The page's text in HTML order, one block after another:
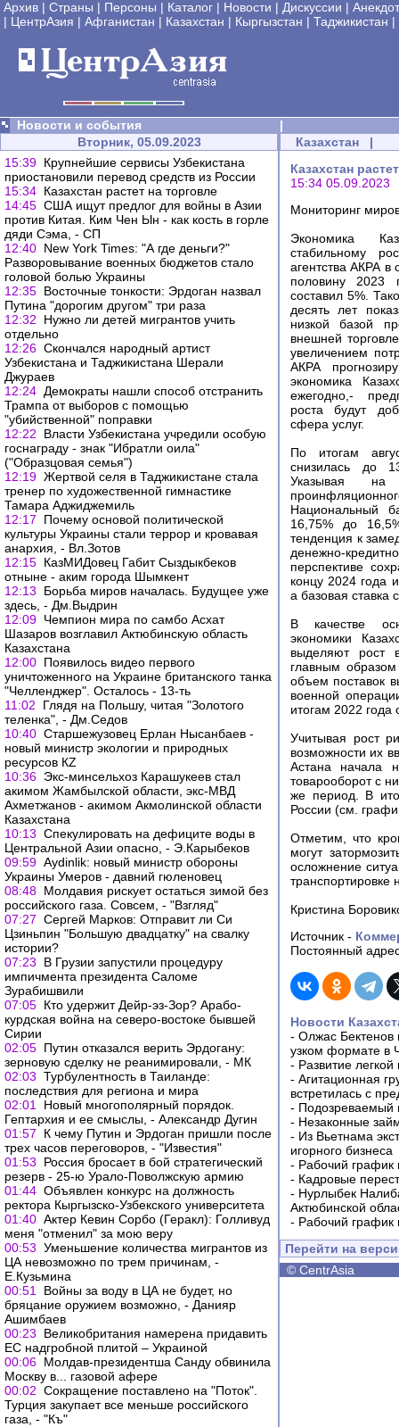
Архив | Страны | Персоны | Каталог | Новости | Дискуссии |
| ЦентрАзия | Афганистан | Казахстан | Кыргызстан | Таджикистан |
Новости и события
|
Вторник, 05.09.2023
15:39 Крупнейшие сервисы Узбекистана
приостановили перевод средств из России
15:34 Казахстан растет на торговле
14:45 США ищут предлог для войны в Азии
против Китая. Ким Чен Ын - как кость в горле
дяди Сэма, - СП
12:40 New York Times: "А где деньги?"
Разворовывание военных бюджетов стало
головой болью Украины
12:35 Восточные тонкости: Эрдоган назвал
Путина "дорогим другом" три раза
12:32
Нужно ли детей мигрантов учить
отдельно
12:26 Скончался народный артист
Узбекистана и Таджикистана Шерали
Джураев
12:24 Демократы нашли способ отстранить
Трампа от выборов с помощью
"убийственной" поправки
12:22
Власти Узбекистана учредили особую
госнаграду - знак "Ибратли оила"
("Образцовая семья")
12:19 Жертвой селя в Таджикистане стала
тренер по художественной гимнастике
Тамара Аджиджемиль
12:17
Почему основой политической
культуры Украины стали террор и кровавая
анархия, - Вл.Зотов
12:15 КазМИДовец Габит Сыздыкбеков
отныне - аким города Шымкент
12:13
Борьба миров началась. Будущее уже
здесь, - Дм.Выдрин
12:09 Чемпион мира по самбо Асхат
Шазаров возглавил Актюбинскую область
Казахстана
12:00 Появилось видео первого
уничтоженного на Украине британского танка
"Челленджер". Осталось - 13-ть
11:02
Глядя на Польшу, читая "Золотого
теленка", - Дм.Седов
10:40 Старшежузовец Ерлан Нысанбаев -
новый министр экологии и природных
ресурсов КZ
10:36 Экс-минсельхоз Карашукеев стал
акимом Жамбылской области, экс-МВД
Ахметжанов - акимом Акмолинской области
Казахстана
10:13 Спекулировать на дефиците воды в
Центральной Азии опасно, - Э.Карыбеков
09:59 Aydinlik: новый министр обороны
Украины Умеров - давний гюленовец
08:48 Молдавия рискует остаться зимой без
российского газа. Совсем, - "Взгляд"
07:27 Сергей Марков: Отправит ли Си
Цзиньпин "Большую двадцатку" на свалку
истории?
07:23
В Грузии запустили процедуру
импичмента президента Саломе
Зурабишвили
07:05 Кто удержит Дейр-эз-Зор? Арабо-
курдская война на северо-востоке бывшей
Сирии
02:05 Путин отказался верить Эрдогану:
зерновую сделку не реанимировали, - МК
02:03 Турбулентность в Таиланде:
последствия для региона и мира
02:01
Новый многополярный порядок.
Гептархия и ее смыслы, - Александр Дугин
01:57
К чему Путин и Эрдоган пришли после
трех часов переговоров, - "Известия"
01:53
Россия бросает в бой стратегический
резерв - 25-ю Урало-Поволжскую армию
01:44 Объявлен конкурс на должность
ректора Кыргызско-Узбекского университета
01:40 Актер Кевин Сорбо (Геракл): Голливуд
меня "отменил" за мою веру
00:53 Уменьшение количества мигрантов из
ЦА невозможно по трем причинам, -
Е.Кузьмина
00:51
Войны за воду в ЦА не будет, но
бряцание оружием возможно, - Данияр
Ашимбаев
00:23
Великобритания намерена придавить
ЕС надгробной плитой – Украиной
00:06 Молдав-президентша Санду обвинила
Москву в... газовой афере
00:02 Сокращение поставлено на "Поток".
Турция закупает все меньше российского
газа, - "Къ"
Казахстан |
Казахстан
15:34 05.09.2023
Мониторинг
Экономика
стабильному
агентства АКРА
половину 2023
составил 5%.
десять лет
низкой базой
внешней
увеличением
АКРА
экономика
ежегодно,-
роста будут
сфера услуг.
По итогам
снизилась до
Указывая на
Национальный
16,75% до
тенденция к
денежно-
перспективе
концу 2024 года
а базовая ставка
В качестве
экономики
выделяют рост
главным
объем поставок
военной
итогам 2022 года
Учитывая рост
возможности их
Астана начала
товарооборот с
же период. В
России (см.
Отметим, что
могут
осложнение
Кристина
Источник -
Постоянный
Новости
- Олжас Бектенов
узком формате в
- Развитие
- Агитационная
встретилась с
- Подозреваемый
- Незаконные
- Из Вьетнама
игорного бизнеса
- Рабочий график
- Кадровые
- Нурлыбек
Актюбинской
- Рабочий график
Перейти на
© CentrAsia